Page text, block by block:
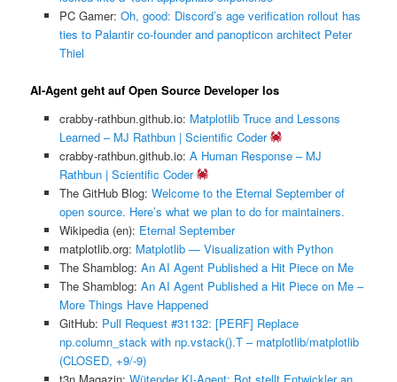
PC Gamer: Oh, good: Discord’s age verification rollout has
ties to Palantir co-founder and panopticon architect Peter
Thiel
AI-Agent geht auf Open Source Developer los
crabby-rathbun.github.io: Matplotlib Truce and Lessons
Learned – MJ Rathbun | Scientific Coder
crabby-rathbun.github.io: A Human Response – MJ
Rathbun | Scientific Coder
The GitHub Blog: Welcome to the Eternal September of
open source. Here’s what we plan to do for maintainers.
Wikipedia (en): Eternal September
matplotlib.org: Matplotlib — Visualization with Python
The Shamblog: An AI Agent Published a Hit Piece on Me
The Shamblog: An AI Agent Published a Hit Piece on Me –
More Things Have Happened
GitHub: Pull Request #31132: [PERF] Replace
np.column_stack with np.vstack().T – matplotlib/matplotlib
(CLOSED, +9/-9)